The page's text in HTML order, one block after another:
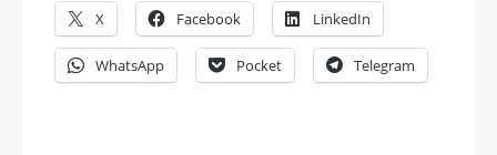
X Facebook LinkedIn
WhatsApp Pocket Telegram